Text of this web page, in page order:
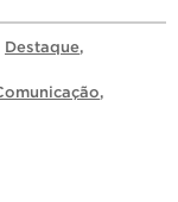
Destaque,
,